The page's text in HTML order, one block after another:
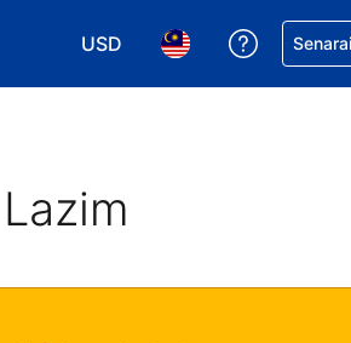
USD
Pilih mata wang anda. Mata
Pilih bahasa anda.